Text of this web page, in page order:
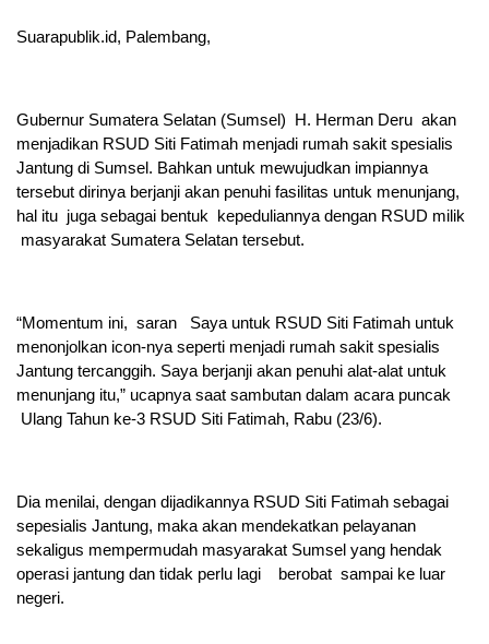
Suarapublik.id, Palembang,
Gubernur Sumatera Selatan (Sumsel) H. Herman Deru akan
menjadikan RSUD Siti Fatimah menjadi rumah sakit spesialis
Jantung di Sumsel. Bahkan untuk mewujudkan impiannya
tersebut dirinya berjanji akan penuhi fasilitas untuk menunjang,
hal itu juga sebagai bentuk kepeduliannya dengan RSUD milik
masyarakat Sumatera Selatan tersebut.
“Momentum ini, saran Saya untuk RSUD Siti Fatimah untuk
menonjolkan icon-nya seperti menjadi rumah sakit spesialis
Jantung tercanggih. Saya berjanji akan penuhi alat-alat untuk
menunjang itu,” ucapnya saat sambutan dalam acara puncak
Ulang Tahun ke-3 RSUD Siti Fatimah, Rabu (23/6).
Dia menilai, dengan dijadikannya RSUD Siti Fatimah sebagai
sepesialis Jantung, maka akan mendekatkan pelayanan
sekaligus mempermudah masyarakat Sumsel yang hendak
operasi jantung dan tidak perlu lagi berobat sampai ke luar
negeri.